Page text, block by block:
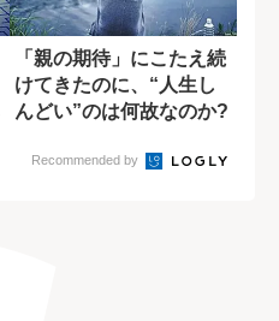
「親の期待」にこたえ続
けてきたのに、“人生し
んどい”のは何故なのか?
Recommended by